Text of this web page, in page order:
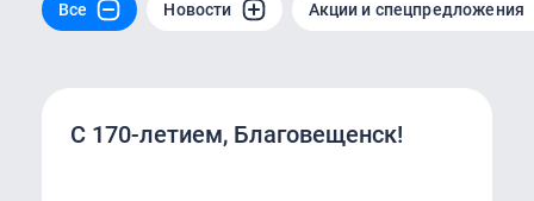
Все Новости Акции и спецпредложения
С 170‑летием, Благовещенск!